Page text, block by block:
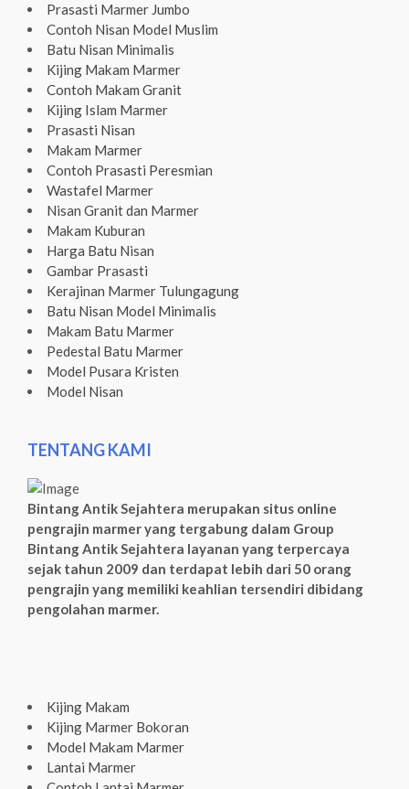
Prasasti Marmer Jumbo
Contoh Nisan Model Muslim
Batu Nisan Minimalis
Kijing Makam Marmer
Contoh Makam Granit
Kijing Islam Marmer
Prasasti Nisan
Makam Marmer
Contoh Prasasti Peresmian
Wastafel Marmer
Nisan Granit dan Marmer
Makam Kuburan
Harga Batu Nisan
Gambar Prasasti
Kerajinan Marmer Tulungagung
Batu Nisan Model Minimalis
Makam Batu Marmer
Pedestal Batu Marmer
Model Pusara Kristen
Model Nisan
TENTANG KAMI
Bintang Antik Sejahtera merupakan situs online
pengrajin marmer yang tergabung dalam Group
Bintang Antik Sejahtera layanan yang terpercaya
sejak tahun 2009 dan terdapat lebih dari 50 orang
pengrajin yang memiliki keahlian tersendiri dibidang
pengolahan marmer.
Kijing Makam
Kijing Marmer Bokoran
Model Makam Marmer
Lantai Marmer